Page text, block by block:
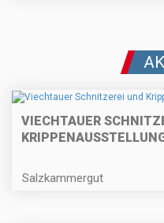
VIECHTAUER
Salzkammergut